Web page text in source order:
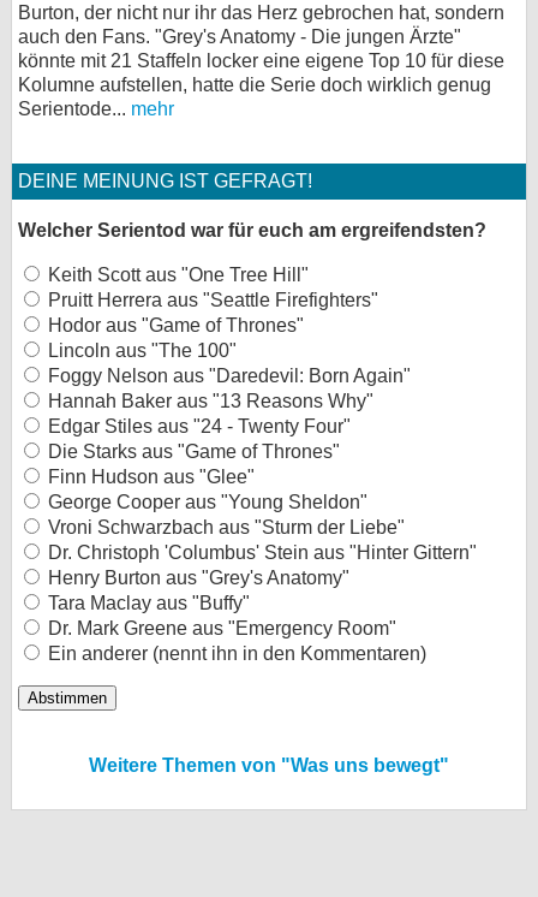
Burton, der nicht nur ihr das Herz gebrochen hat, sondern
auch den Fans. "Grey's Anatomy - Die jungen Ärzte"
könnte mit 21 Staffeln locker eine eigene Top 10 für diese
Kolumne aufstellen, hatte die Serie doch wirklich genug
Serientode... mehr
DEINE MEINUNG IST GEFRAGT!
Welcher Serientod war für euch am ergreifendsten?
Keith Scott aus "One Tree Hill"
Pruitt Herrera aus "Seattle Firefighters"
Hodor aus "Game of Thrones"
Lincoln aus "The 100"
Foggy Nelson aus "Daredevil: Born Again"
Hannah Baker aus "13 Reasons Why"
Edgar Stiles aus "24 - Twenty Four"
Die Starks aus "Game of Thrones"
Finn Hudson aus "Glee"
George Cooper aus "Young Sheldon"
Vroni Schwarzbach aus "Sturm der Liebe"
Dr. Christoph 'Columbus' Stein aus "Hinter Gittern"
Henry Burton aus "Grey's Anatomy"
Tara Maclay aus "Buffy"
Dr. Mark Greene aus "Emergency Room"
Ein anderer (nennt ihn in den Kommentaren)
Weitere Themen von "Was uns bewegt"